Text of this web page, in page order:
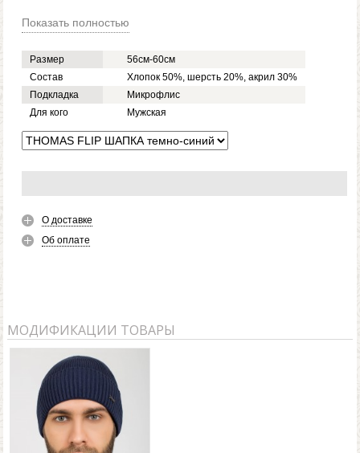
Показать полностью
Размер
56см-60см
Состав
Хлопок 50%, шерсть 20%, акрил 30%
Подкладка
Микрофлис
Для кого
Мужская
О доставке
Об оплате
МОДИФИКАЦИИ ТОВАРЫ